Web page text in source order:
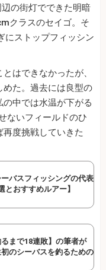
の街灯でできた明暗
クラスのセイゴ。そ
にストップフィッシン
はできなかったが、
た。過去には良型の
中では水温が下がる
ないフィールドのひ
度挑戦していきた
バスフィッシングの代表
とおすすめルアー】
るまで18連敗】の筆者が
のシーバスを釣るための